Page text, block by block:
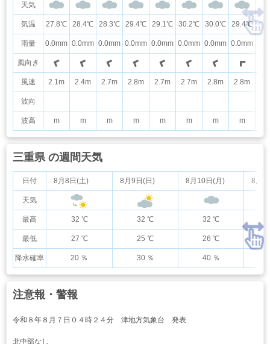
天気
気温
雨量
風向き
風速
波向
波高
27.8℃ 28.4℃ 28.3℃ 29.4℃ 29.1℃ 30.2℃ 30.0℃ 29.4℃
0.0mm 0.0mm 0.0mm 0.0mm 0.0mm 0.0mm 0.0mm 0.0mm
2.1m 2.4m 2.7m 2.8m 2.7m 2.7m 2.8m 2.8m
m m m m m m m m
三重県 の週間天気
日付
天気
最高
最低
降水確率
8月8日(土) 8月9日(日) 8月10日(月) 8月
32 ℃ 32 ℃ 32 ℃
27 ℃ 25 ℃ 26 ℃
20 ％ 30 ％ 40 ％
注意報・警報
令和８年８月７日０４時２４分 津地方気象台 発表
北中部なし